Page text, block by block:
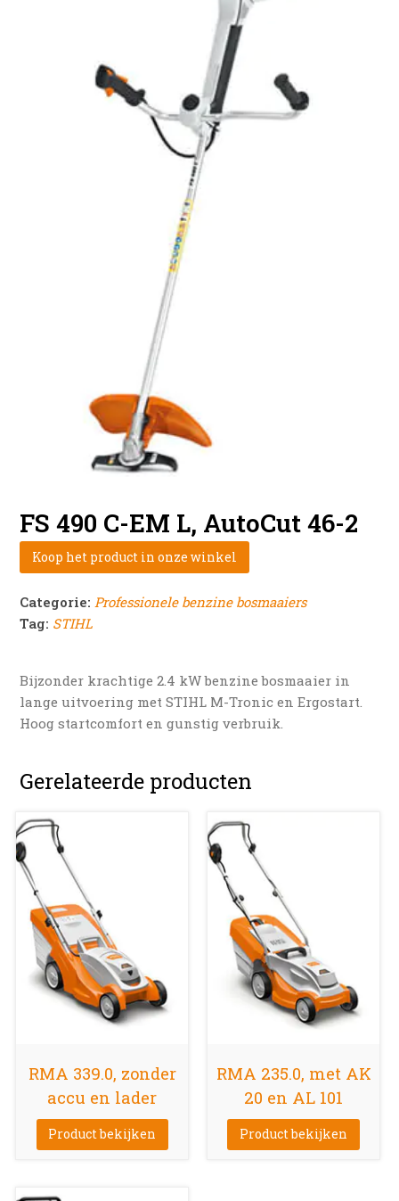
FS 490 C-EM L, AutoCut 46-2
Koop het product in onze winkel
Categorie: Professionele benzine bosmaaiers
Tag: STIHL
Bijzonder krachtige 2.4 kW benzine bosmaaier in
lange uitvoering met STIHL M-Tronic en Ergostart.
Hoog startcomfort en gunstig verbruik.
Gerelateerde producten
RMA 339.0, zonder
accu en lader
Product bekijken
RMA 235.0, met AK
20 en AL 101
Product bekijken